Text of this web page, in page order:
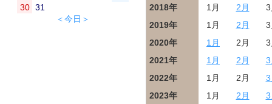
30
31
＜今日＞
2018年
1月 2月
3
2019年
1月 2月
3
2020年
1月 2月
3
2021年
1月 2月
3
2022年
1月 2月
3
2023年
1月 2月
3